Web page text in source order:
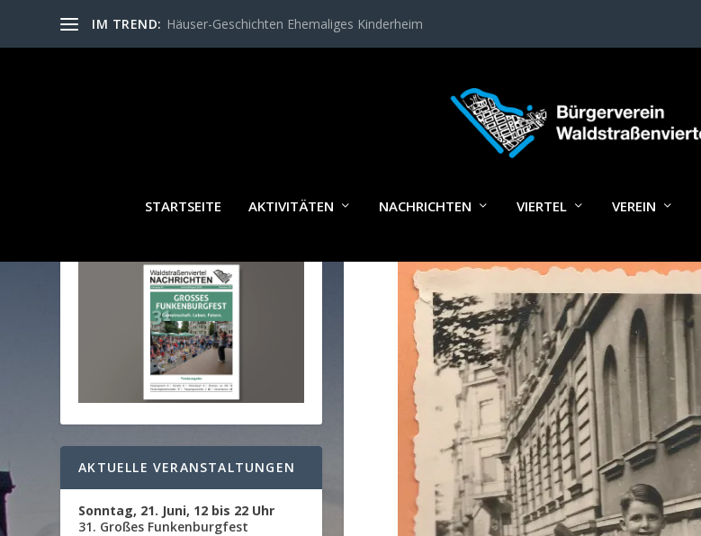
IM TREND: Häuser-Geschichten Ehemaliges Kinderheim
STARTSEITE AKTIVITÄTEN NACHRICHTEN VIERTEL VEREIN
INTERVIEW_FISCHER
WALDSTRASSENVIERTEL N
AKTUELLE VERANSTALTUNGEN
Sonntag, 21. Juni, 12 bis 22 Uhr
31. Großes Funkenburgfest